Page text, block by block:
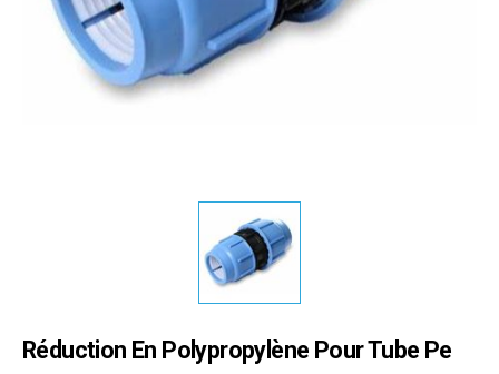
Réduction En Polypropylène Pour Tube Pe